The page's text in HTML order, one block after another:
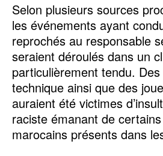
‎Selon plusieurs sources
les événements ayant
reprochés au responsable
seraient déroulés dans un
particulièrement tendu.
technique ainsi que des
auraient été victimes
raciste émanant de
marocains présents dans